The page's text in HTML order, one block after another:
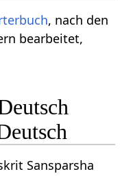
, nach den
bearbeitet,
Sansparsha